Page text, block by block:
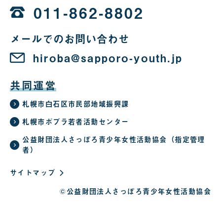
時
か
ら
22
011-862-8802
メールでのお問い合わせ
hiroba@sapporo-youth.jp
共同運営
札幌市白石区市民部地域振興課
札幌市ポプラ若者活動センター
公益財団法人さっぽろ青少年女性活動協会（指定管理
者）
サイトマップ
©公益財団法人さっぽろ青少年女性活動協会